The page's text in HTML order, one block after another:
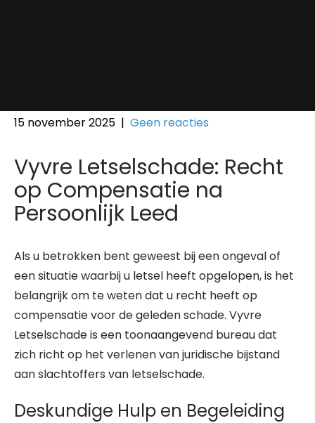
15 november 2025 | Geen reacties
Vyvre Letselschade: Recht
op Compensatie na
Persoonlijk Leed
Als u betrokken bent geweest bij een ongeval of
een situatie waarbij u letsel heeft opgelopen, is het
belangrijk om te weten dat u recht heeft op
compensatie voor de geleden schade. Vyvre
Letselschade is een toonaangevend bureau dat
zich richt op het verlenen van juridische bijstand
aan slachtoffers van letselschade.
Deskundige Hulp en Begeleiding